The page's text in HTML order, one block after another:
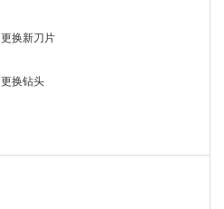
更换新刀片
更换钻头